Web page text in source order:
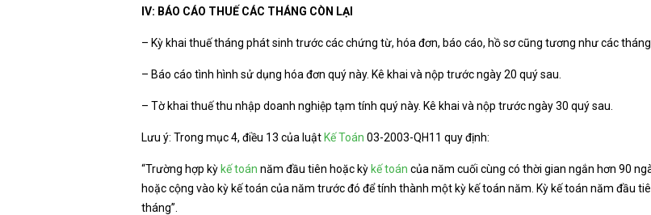
IV: BÁO CÁO THUẾ CÁC THÁNG CÒN LẠI
– Kỳ khai thuế tháng phát sinh trước các chứng từ, hóa đơn, báo cáo, hồ sơ cũng tương như các tháng
– Báo cáo tình hình sử dụng hóa đơn quý này. Kê khai và nộp trước ngày 20 quý sau.
– Tờ khai thuế thu nhập doanh nghiệp tạm tính quý này. Kê khai và nộp trước ngày 30 quý sau.
Lưu ý: Trong mục 4, điều 13 của luật Kế Toán 03-2003-QH11 quy định:
“Trường hợp kỳ kế toán năm đầu tiên hoặc kỳ kế toán của năm cuối cùng có thời gian ngắn hơn 90
hoặc cộng vào kỳ kế toán của năm trước đó để tính thành một kỳ kế toán năm. Kỳ kế toán năm đầu
tháng”.